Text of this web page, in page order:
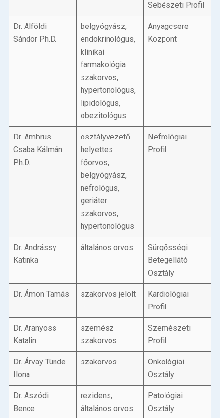
Sebészeti Profil
Dr. Alföldi
Sándor Ph.D.
belgyógyász,
endokrinológus,
klinikai
farmakológia
szakorvos,
hypertonológus,
lipidológus,
obezitológus
Anyagcsere
Központ
Dr. Ambrus
Csaba Kálmán
Ph.D.
osztályvezető
helyettes
főorvos,
belgyógyász,
nefrológus,
geriáter
szakorvos,
hypertonológus
Nefrológiai
Profil
Dr. Andrássy
Katinka
általános orvos
Sürgősségi
Betegellátó
Osztály
Dr. Ámon Tamás szakorvos jelölt
Kardiológiai
Profil
Dr. Aranyoss
Katalin
szemész
szakorvos
Szemészeti
Profil
Dr. Árvay Tünde
Ilona
szakorvos
Onkológiai
Osztály
Dr. Aszódi
Bence
rezidens,
általános orvos
Patológiai
Osztály